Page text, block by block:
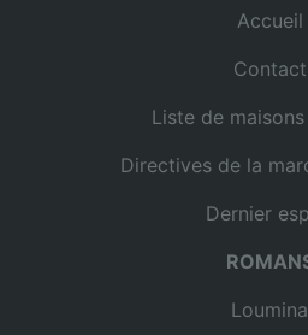
Accueil
Contact
Liste de maisons
Directives de la
Dernier
Loumina